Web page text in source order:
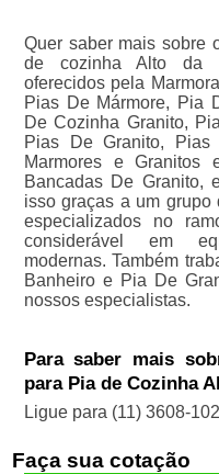
Quer saber mais sobre
de cozinha Alto da
oferecidos pela
Pias De Mármore, Pia
De Cozinha Granito,
Pias De Granito, Pias
Marmores e Granitos
Bancadas De Granito,
isso graças a um
especializados no
considerável em
modernas. Também
Banheiro e Pia De
nossos especialistas.
Para saber mais
para Pia de Cozinha
Ligue para (11) 3608-
Faça sua cotação